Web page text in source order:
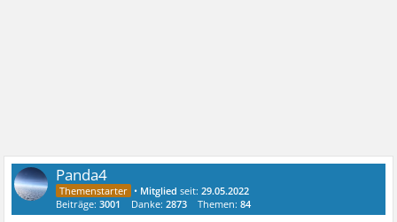
Panda4
• Mitglied seit:29.05.2022
Beiträge:3001 Danke:2873 Themen:84